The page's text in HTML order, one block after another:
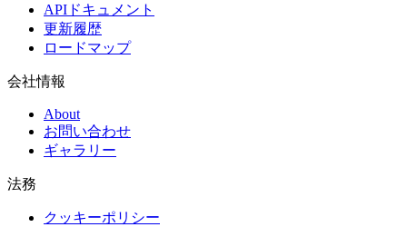
APIドキュメント
更新履歴
ロードマップ
会社情報
About
お問い合わせ
ギャラリー
法務
クッキーポリシー